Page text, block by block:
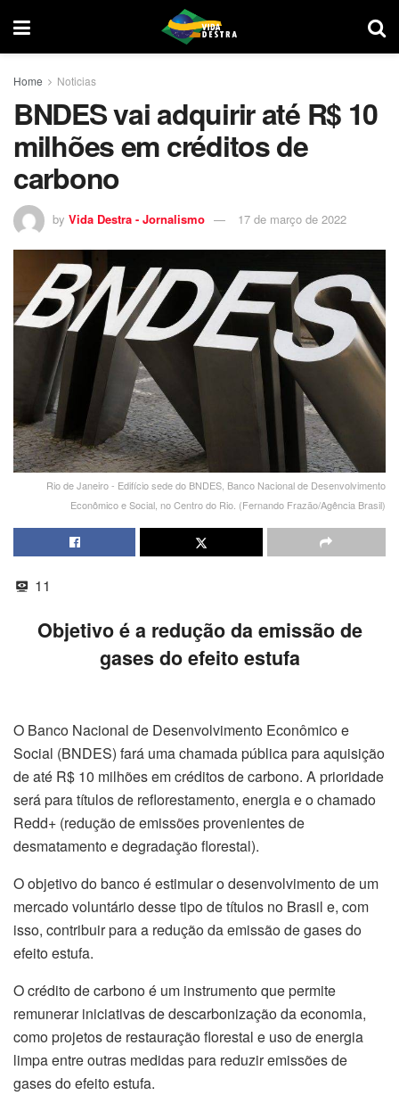
Home Noticias
BNDES vai adquirir até R$ 10
milhões em créditos de
carbono
by Vida Destra - Jornalismo 17 de março de 2022
Rio de Janeiro - Edifício sede do BNDES, Banco Nacional de Desenvolvimento
Econômico e Social, no Centro do Rio. (Fernando Frazão/Agência Brasil)
11
Objetivo é a redução da emissão de
gases do efeito estufa
O Banco Nacional de Desenvolvimento Econômico e
Social (BNDES) fará uma chamada pública para aquisição
de até R$ 10 milhões em créditos de carbono. A prioridade
será para títulos de reflorestamento, energia e o chamado
Redd+ (redução de emissões provenientes de
desmatamento e degradação florestal).
O objetivo do banco é estimular o desenvolvimento de um
mercado voluntário desse tipo de títulos no Brasil e, com
isso, contribuir para a redução da emissão de gases do
efeito estufa.
O crédito de carbono é um instrumento que permite
remunerar iniciativas de descarbonização da economia,
como projetos de restauração florestal e uso de energia
limpa entre outras medidas para reduzir emissões de
gases do efeito estufa.